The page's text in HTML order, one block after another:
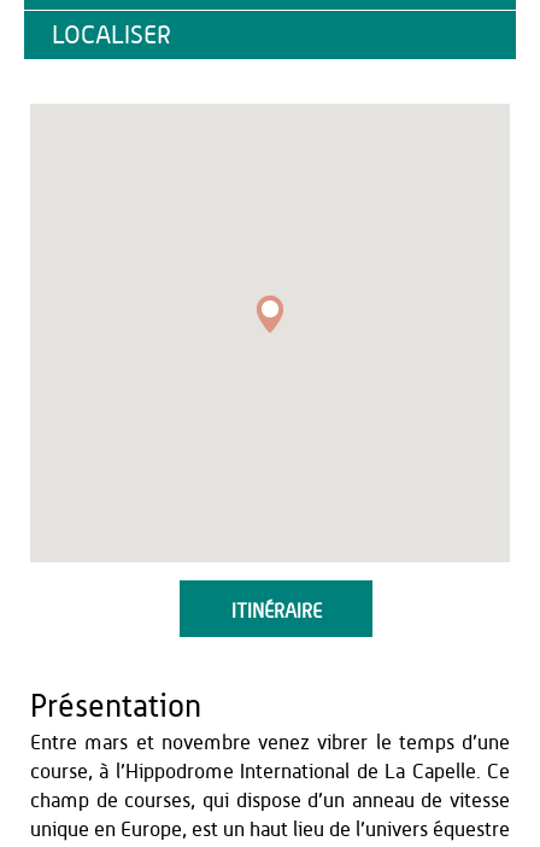
LOCALISER
ITINÉRAIRE
Présentation
Entre mars et novembre venez vibrer le temps d’une
course, à l’Hippodrome International de La Capelle. Ce
champ de courses, qui dispose d’un anneau de vitesse
unique en Europe, est un haut lieu de l’univers équestre